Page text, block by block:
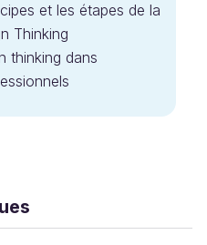
et les étapes de la
Thinking
thinking dans